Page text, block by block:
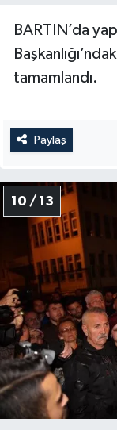
BARTIN’da
tamamlandı.
Paylaş
10 / 13